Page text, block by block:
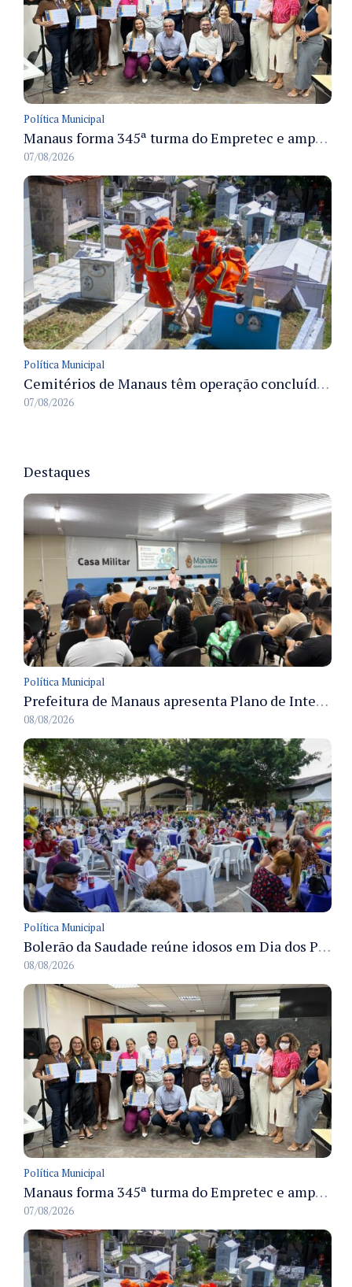
Política Municipal
Manaus forma 345ª turma do Empretec e amplia qualificação de empreendedores na cidade
07/08/2026
Política Municipal
Cemitérios de Manaus têm operação concluída e estrutura pronta para receber famílias no Dia dos Pais
07/08/2026
Destaques
Política Municipal
Prefeitura de Manaus apresenta Plano de Integridade da CGM e qualifica servidores para governança e conformidade no biênio 2027-2028
08/08/2026
Política Municipal
Bolerão da Saudade reúne idosos em Dia dos Pais promovido pela Fundação Dr. Thomas em Manaus
08/08/2026
Política Municipal
Manaus forma 345ª turma do Empretec e amplia qualificação de empreendedores na cidade
07/08/2026